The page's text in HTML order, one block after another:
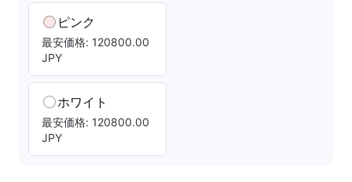
ピンク
最安価格: 120800.00
JPY
ホワイト
最安価格: 120800.00
JPY